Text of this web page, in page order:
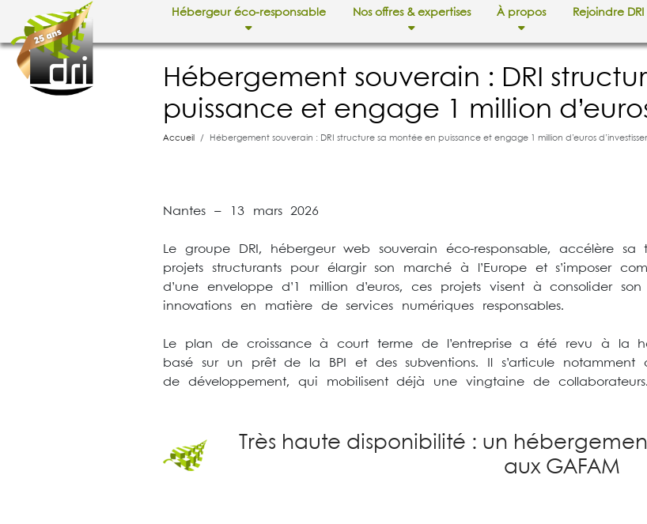
Hébergeur éco-responsable Nos offres & expertises À propos Rejoindre DRI
Hébergement souverain : DRI
puissance et engage 1 million
Accueil Hébergement souverain : DRI structure sa montée en puissance et engage 1 million d’euros
Nantes – 13 mars 2026
Le groupe DRI, hébergeur web souverain éco-responsable, accélère sa
projets structurants pour élargir son marché à l’Europe et s’imposer
d’une enveloppe d’1 million d’euros, ces projets visent à consolider
innovations en matière de services numériques responsables.
Le plan de croissance à court terme de l’entreprise a été revu à la
basé sur un prêt de la BPI et des subventions. Il s’articule notamment
de développement, qui mobilisent déjà une vingtaine de collaborateurs.
Très haute disponibilité : un
aux GAFAM